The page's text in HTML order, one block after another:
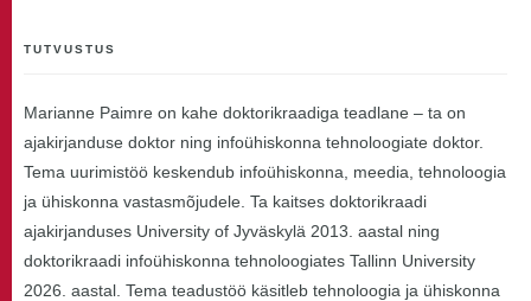
TUTVUSTUS
Marianne Paimre on kahe doktorikraadiga teadlane – ta on
ajakirjanduse doktor ning infoühiskonna tehnoloogiate doktor.
Tema uurimistöö keskendub infoühiskonna, meedia, tehnoloogia
ja ühiskonna vastasmõjudele. Ta kaitses doktorikraadi
ajakirjanduses University of Jyväskylä 2013. aastal ning
doktorikraadi infoühiskonna tehnoloogiates Tallinn University
2026. aastal. Tema teadustöö käsitleb tehnoloogia ja ühiskonna